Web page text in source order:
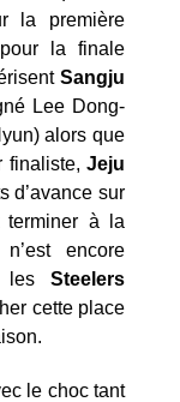
la première
la finale
Sangju
Lee Dong-
alors que
finaliste, Jeju
d’avance sur
terminer à la
encore
les Steelers
cette place
le choc tant